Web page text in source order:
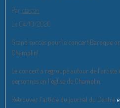
Par ctassin
Le 04/10/2020
Grand succès pour le concert Baroque
Champlin!
Le concert a regroupé autour de
personnes en l'église de Champlin,
Retrouvez l'article du journal du Centre